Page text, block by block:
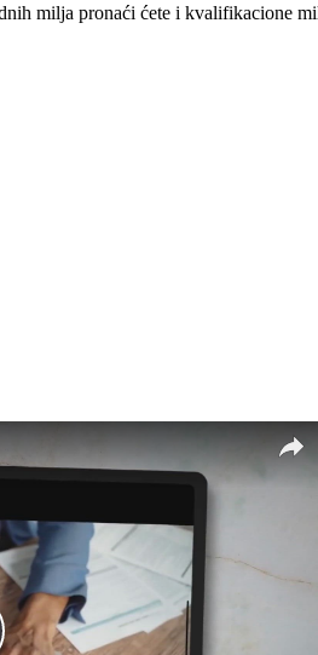
milja pronaći ćete i kvalifikacione